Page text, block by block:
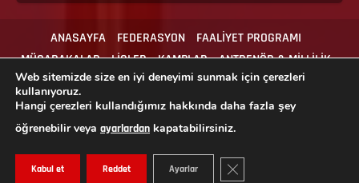
ANASAYFA FEDERASYON
FAALİYET PROGRAMI
MÜSABAKALAR
LİGLER KAMPLAR
ANTRENÖR & MİLLİLİK
MEVZUAT
İLGİLİ FORMLAR İLETİŞİM
Copyright © 2024 Tüm hakları Türkiye Güreş Federasyonu'na aittir.
Web sitemizde size en iyi deneyimi sunmak için çerezleri
kullanıyoruz.
Hangi çerezleri kullandığımız hakkında daha fazla şey
öğrenebilir veya ayarlardan kapatabilirsiniz.
Kabul et Reddet Ayarlar GDPR ÇEREZ ŞERIDINI